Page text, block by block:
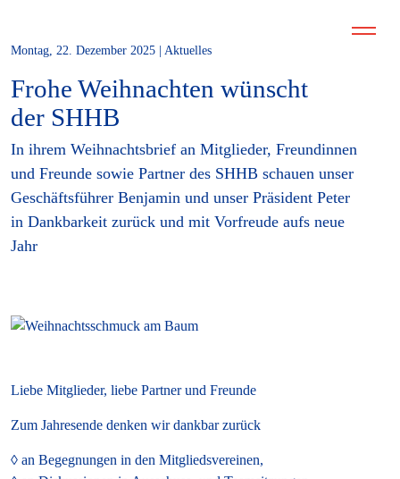
Montag, 22. Dezember 2025 | Aktuelles
Frohe Weihnachten wünscht
der SHHB
In ihrem Weihnachtsbrief an Mitglieder, Freundinnen
und Freunde sowie Partner des SHHB schauen unser
Geschäftsführer Benjamin und unser Präsident Peter
in Dankbarkeit zurück und mit Vorfreude aufs neue
Jahr
Liebe Mitglieder, liebe Partner und Freunde
Zum Jahresende denken wir dankbar zurück
an Begegnungen in den Mitgliedsvereinen,